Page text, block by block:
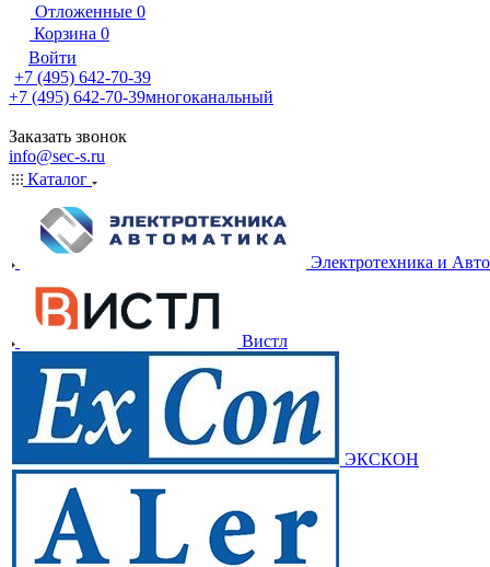
Отложенные 0
Корзина 0
Войти
+7 (495) 642-70-39
+7 (495) 642-70-39многоканальный
Заказать звонок
info@sec-s.ru
Каталог
Электротехника и
Вистл
ЭКСКОН